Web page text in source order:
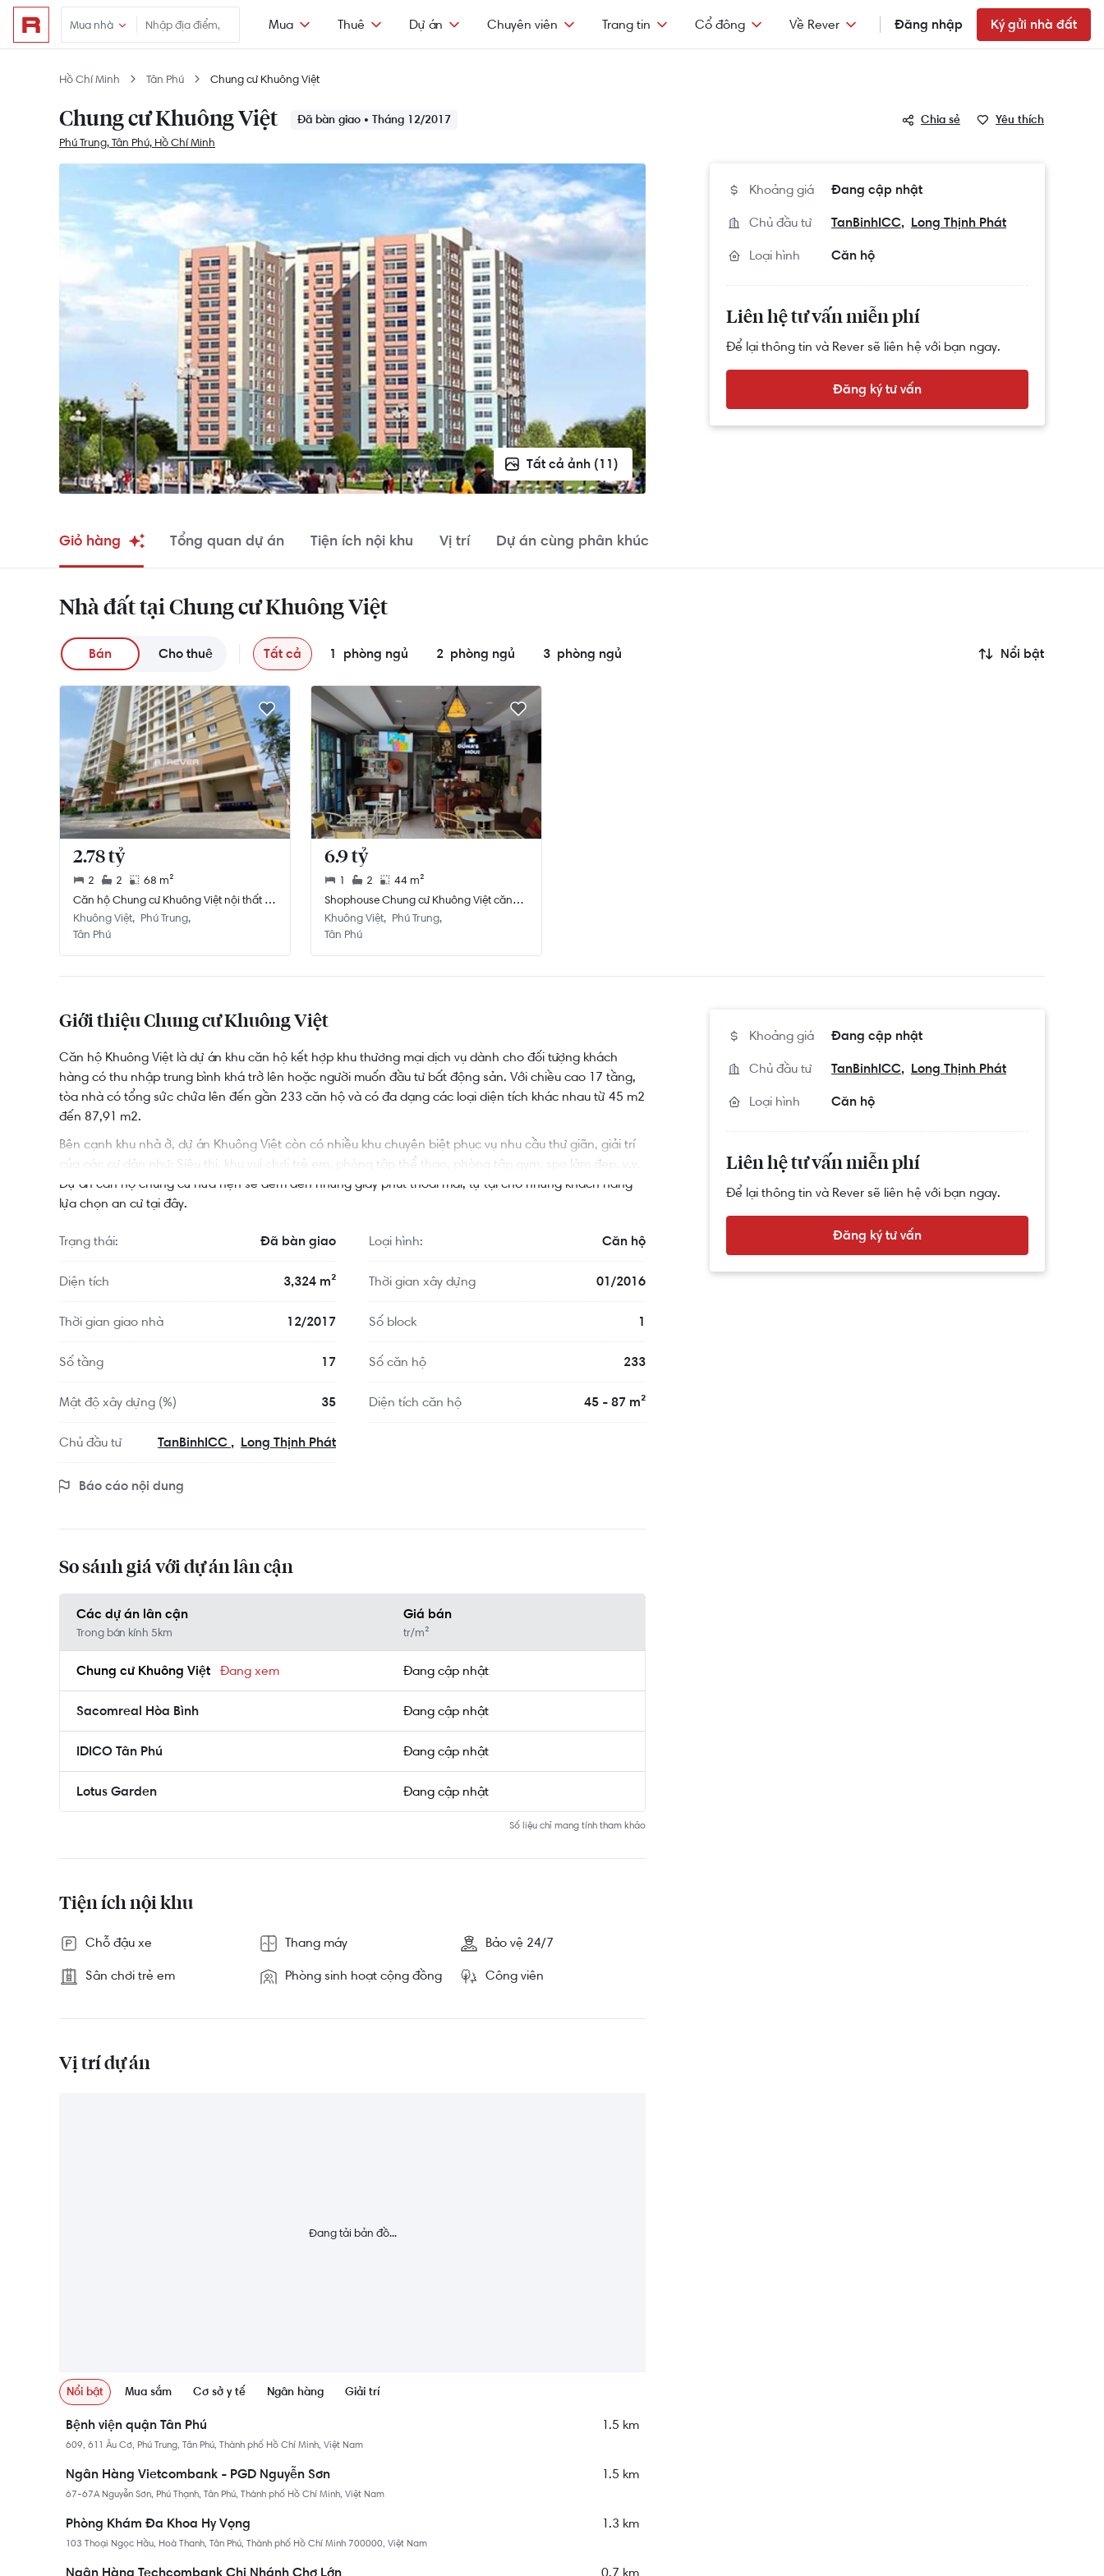
Mua nhà Mua Thuê Dự án Chuyên viên Trang tin Cổ đông Về Rever Đăng nhập Ký gửi nhà đất
Hồ Chí Minh Tân Phú Chung cư Khuông Việt
Chia sẻ Yêu thích
Chung cư Khuông Việt Đã bàn giao • Tháng 12/2017
Phú Trung, Tân Phú, Hồ Chí Minh
Tất cả ảnh (11)
Khoảng giá Đang cập nhật
Chủ đầu tư TanBinhICC Long Thịnh Phát
Loại hình Căn hộ
Liên hệ tư vấn miễn phí
Để lại thông tin và Rever sẽ liên hệ với bạn ngay.
Đăng ký tư vấn
Giỏ hàng Tổng quan dự án Tiện ích nội khu Vị trí Dự án cùng phân khúc
Nhà đất tại Chung cư Khuông Việt
Bán Cho thuê Tất cả 1 phòng ngủ 2 phòng ngủ 3 phòng ngủ Nổi bật
2.78 tỷ
2 2
68 m²
Căn hộ Chung cư Khuông Việt nội thất cơ
bản diện tích 68m².
Khuông Việt
Phú Trung
Tân Phú
6.9 tỷ
1 2
44 m²
Shophouse Chung cư Khuông Việt căn
góc diện tích 44m2, đầy đủ nội thất.
Khuông Việt
Phú Trung
Tân Phú
Giới thiệu Chung cư Khuông Việt
Căn hộ Khuông Việt là dự án khu căn hộ kết hợp khu thương mại dịch vụ dành cho đối tượng khách
hàng có thu nhập trung bình khá trở lên hoặc người muốn đầu tư bất động sản. Với chiều cao 17 tầng,
tòa nhà có tổng sức chứa lên đến gần 233 căn hộ và có đa dạng các loại diện tích khác nhau từ 45 m2
đến 87,91 m2.
Bên cạnh khu nhà ở, dự án Khuông Việt còn có nhiều khu chuyên biệt phục vụ nhu cầu thư giãn, giải trí
của các cư dân như: Siêu thị, khu vui chơi trẻ em, phòng tập thể thao, phòng tập gym, spa làm đẹp, v.v.
Dự án căn hộ chung cư hứa hẹn sẽ đem đến những giây phút thoải mái, tự tại cho những khách hàng
lựa chọn an cư tại đây.
Trạng thái: Đã bàn giao Loại hình: Căn hộ
Diện tích 3,324 m² Thời gian xây dựng 01/2016
Thời gian giao nhà 12/2017 Số block 1
Số tầng 17 Số căn hộ 233
Mật độ xây dựng (%) 35 Diện tích căn hộ 45 - 87 m²
Chủ đầu tư TanBinhICC Long Thịnh Phát
Báo cáo nội dung
So sánh giá với dự án lân cận
Các dự án lân cận
Trong bán kính 5km
Giá bán
tr/m²
Chung cư Khuông Việt Đang cập nhật
Sacomreal Hòa Bình Đang cập nhật
IDICO Tân Phú Đang cập nhật
Lotus Garden Đang cập nhật
Số liệu chỉ mang tính tham khảo
Tiện ích nội khu
Chỗ đậu xe Thang máy
Bảo vệ 24/7
Sân chơi trẻ em
Phòng sinh hoạt cộng đồng Công viên
Vị trí dự án
Đang tải bản đồ...
Nổi bật Mua sắm Cơ sở y tế Ngân hàng Giải trí
Bệnh viện quận Tân Phú 1.5 km
609, 611 Âu Cơ, Phú Trung, Tân Phú, Thành phố Hồ Chí Minh, Việt Nam
Ngân Hàng Vietcombank - PGD Nguyễn Sơn 1.5 km
67-67A Nguyễn Sơn, Phú Thạnh, Tân Phú, Thành phố Hồ Chí Minh, Việt Nam
Phòng Khám Đa Khoa Hy Vọng 1.3 km
103 Thoại Ngọc Hầu, Hoà Thanh, Tân Phú, Thành phố Hồ Chí Minh 700000, Việt Nam
Ngân Hàng Techcombank Chi Nhánh Chợ Lớn 0.7 km
Khoảng giá Đang cập nhật
Chủ đầu tư TanBinhICC Long Thịnh Phát
Loại hình Căn hộ
Liên hệ tư vấn miễn phí
Để lại thông tin và Rever sẽ liên hệ với bạn ngay.
Đăng ký tư vấn